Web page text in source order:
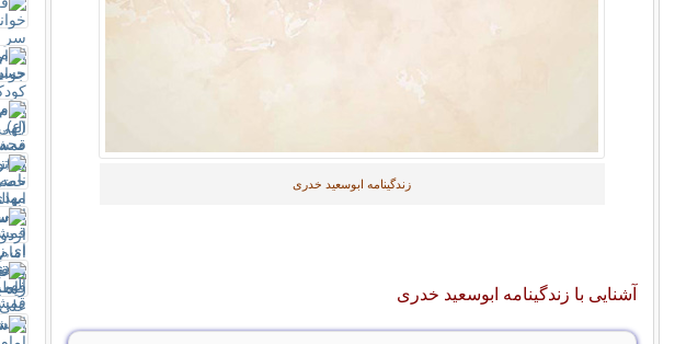
زندگینامه ابوسعید خدری
آشنایی با زندگینامه ابوسعید خدری